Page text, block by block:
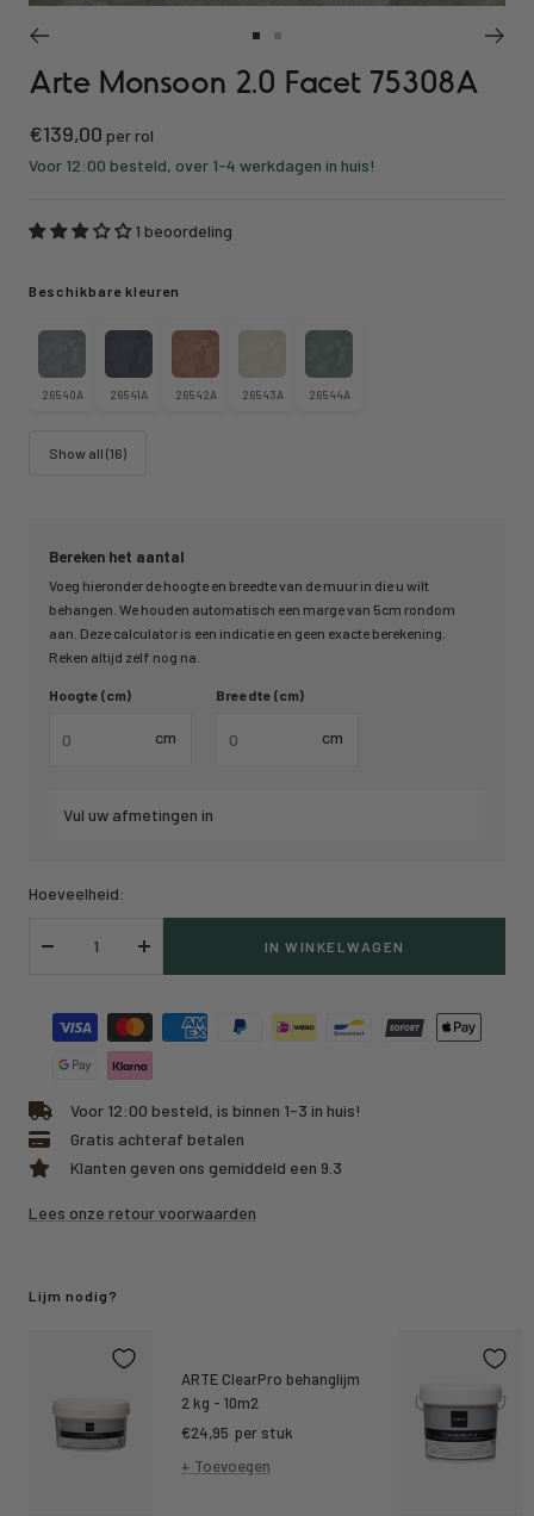
naarnaar
Arte Monsoon 2.0 Facet 75308A
Kortings
prijs
€139,00 per rol
Voor 12:00 besteld, over 1-4 werkdagen in huis!
Bereken het aantal
Voeg hieronder de hoogte en breedte van de muur in die u wilt
behangen. We houden automatisch een marge van 5cm rondom
aan. Deze calculator is een indicatie en geen exacte berekening.
Reken altijd zelf nog na.
Hoogte (cm)
cm
Breedte (cm)
cm
Vul uw afmetingen in
1 beoordeling
Beschikbare kleuren
26540A 26541A 26542A 26543A 26544A
Show all (16)
Hoeveelheid:
Verlaag
Verhoog
IN WINKELWAGEN
Voor 12:00 besteld, is binnen 1-3 in huis!
Gratis achteraf betalen
Klanten geven ons gemiddeld een 9.3
Lees onze retour voorwaarden
Lijm nodig?
ARTE ClearPro behanglijm
2 kg - 10m2
Kortings
prijs
€24,95 per stuk
+ Toevoegen